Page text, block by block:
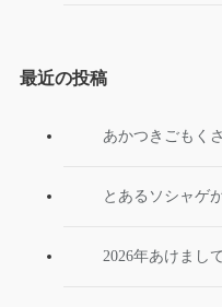
最近の投稿
あかつきごもく
とあるソシャゲ
2026年あけまし